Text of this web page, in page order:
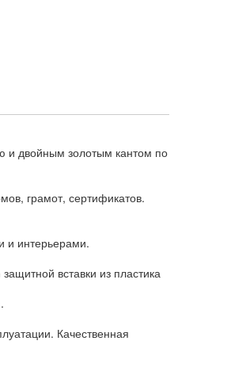
и двойным золотым кантом по
грамот, сертификатов.
и интерьерами.
вставки из пластика
Качественная